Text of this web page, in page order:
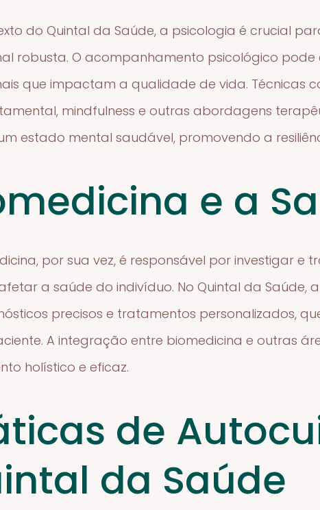
do Quintal da Saúde, a psicologia é crucial
robusta. O acompanhamento psicológico
que impactam a qualidade de vida. Técnicas
mindfulness e outras abordagens
estado mental saudável, promovendo a
e a
por sua vez, é responsável por investigar e
a saúde do indivíduo. No Quintal da Saúde,
precisos e tratamentos personalizados,
A integração entre biomedicina e outras
holístico e eficaz.
de
da Saúde